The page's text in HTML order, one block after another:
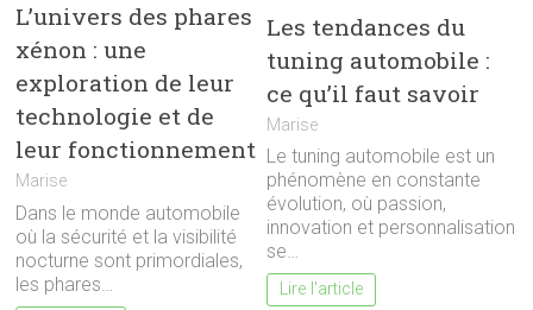
L’univers des phares
xénon : une
exploration de leur
technologie et de
leur fonctionnement
Marise
Dans le monde automobile
où la sécurité et la visibilité
nocturne sont primordiales,
les phares…
Les tendances du
tuning automobile :
ce qu’il faut savoir
Marise
Le tuning automobile est un
phénomène en constante
évolution, où passion,
innovation et personnalisation
se…
Lire l'article